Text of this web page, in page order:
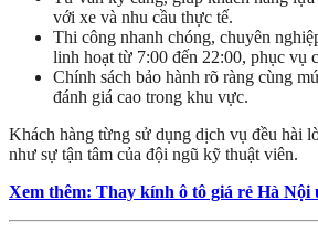
với xe và nhu cầu thực tế.
Thi công nhanh chóng, chuyên
linh hoạt từ 7:00 đến 22:00, phục vụ
Chính sách bảo hành rõ ràng cùng
đánh giá cao trong khu vực.
Khách hàng từng sử dụng dịch vụ đều hài
như sự tận tâm của đội ngũ kỹ thuật viên.
Xem thêm: Thay kính ô tô giá rẻ Hà Nội